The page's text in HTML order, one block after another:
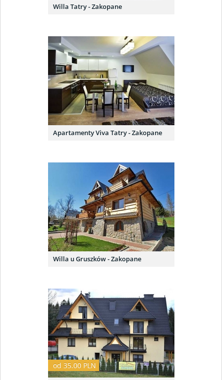
Willa Tatry - Zakopane
Apartamenty Viva Tatry - Zakopane
Willa u Gruszków - Zakopane
od 35.00 PLN